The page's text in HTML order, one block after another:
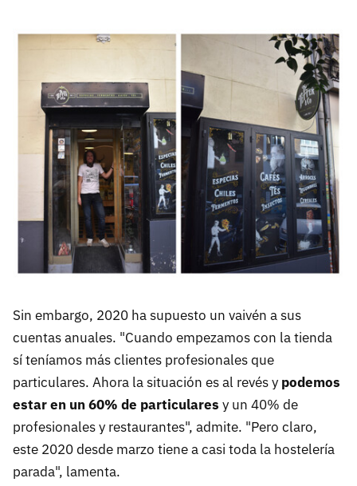
Sin embargo, 2020 ha supuesto un vaivén a sus
cuentas anuales. "Cuando empezamos con la tienda
sí teníamos más clientes profesionales que
particulares. Ahora la situación es al revés y podemos
estar en un 60% de particulares y un 40% de
profesionales y restaurantes", admite. "Pero claro,
este 2020 desde marzo tiene a casi toda la hostelería
parada", lamenta.